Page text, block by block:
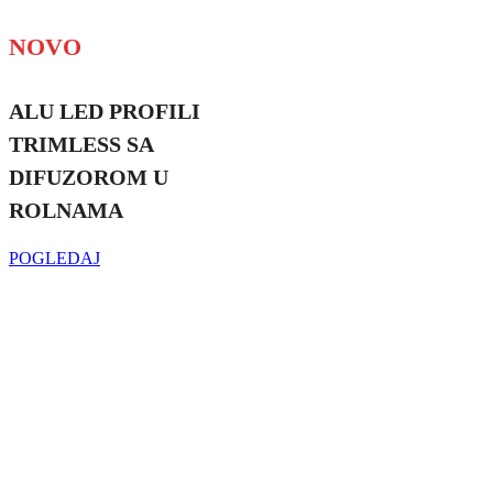
NOVO
ALU LED PROFILI
TRIMLESS SA
DIFUZOROM U
ROLNAMA
POGLEDAJ